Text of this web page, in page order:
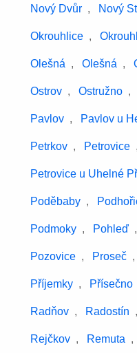
Nový Dvůr , Nový
Okrouhlice ,
Olešná , Olešná ,
Ostrov , Ostružno ,
Pavlov , Pavlov u
Petrkov , Petrovice ,
Petrovice u Uhelné
Poděbaby ,
Podmoky , Pohleď ,
Pozovice , Proseč ,
Příjemky , Přísečno
Radňov , Radostín ,
Rejčkov , Remuta ,